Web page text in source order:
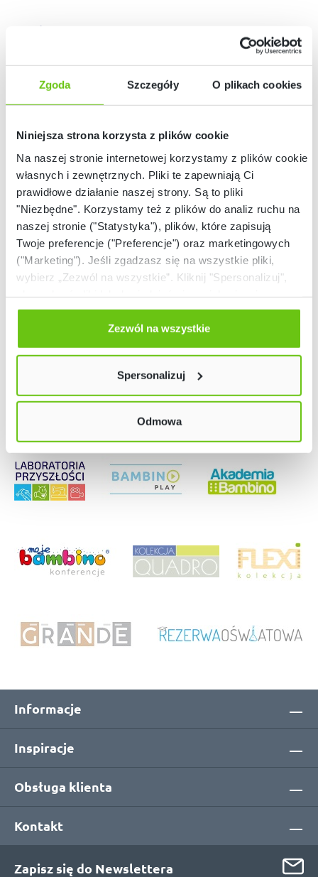
Zgoda Szczegóły O plikach cookies
Niniejsza strona korzysta z plików cookie
Na naszej stronie internetowej korzystamy z plików cookie:
własnych i zewnętrznych. Pliki te zapewniają Ci
prawidłowe działanie naszej strony. Są to pliki
"Niezbędne". Korzystamy też z plików do analiz ruchu na
naszej stronie ("Statystyka"), plików, które zapisują
Twoje preferencje ("Preferencje") oraz marketingowych
("Marketing"). Jeśli zgadzasz się na wszystkie pliki,
wybierz „Zezwól na wszystkie”. Kliknij "Spersonalizuj",
Odmów zgody poprzez przycisk „Odmowa”. Wtedy
użyjemy tylko plików niezbędnych dla naszej strony.
Twój wybór możesz zmienić przez kliknięcie przycisku w
Polityce prywatności
Zezwól na wszystkie
Spersonalizuj
Odmowa
Nasze strony
Informacje
Inspiracje
Obsługa klienta
Kontakt
Zapisz się do Newslettera